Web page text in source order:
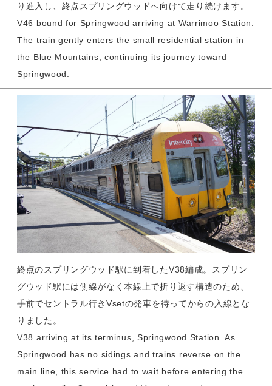
り進入し、終点スプリングウッドへ向けて走り続けます。
V46 bound for Springwood arriving at Warrimoo Station.
The train gently enters the small residential station in
the Blue Mountains, continuing its journey toward
Springwood.
終点のスプリングウッド駅に到着したV38編成。スプリン
グウッド駅には側線がなく本線上で折り返す構造のため、
手前でセントラル行きVsetの発車を待ってからの入線とな
りました。
V38 arriving at its terminus, Springwood Station. As
Springwood has no sidings and trains reverse on the
main line, this service had to wait before entering the